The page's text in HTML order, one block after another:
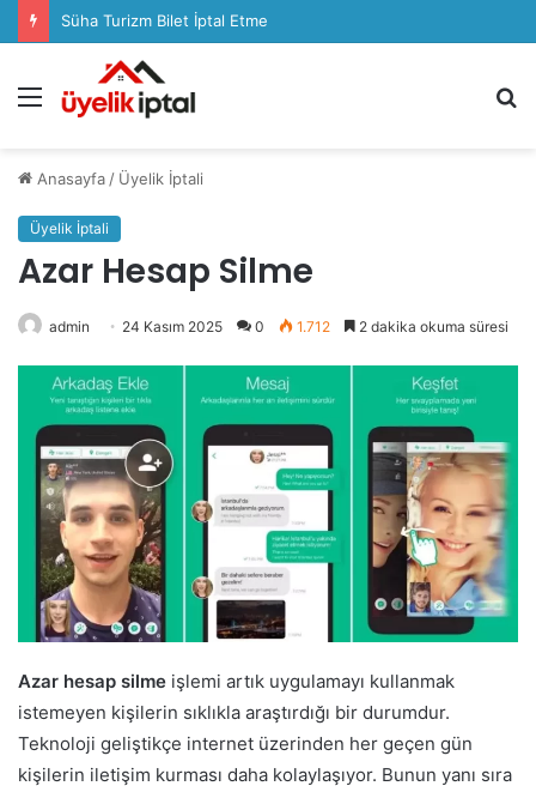
Süha Turizm Bilet İptal Etme
Menü
Anasayfa / Üyelik İptali
Üyelik İptali
Azar Hesap Silme
admin 24 Kasım 2025 0 1.712 2 dakika okuma süresi
Azar hesap silme işlemi artık uygulamayı kullanmak
istemeyen kişilerin sıklıkla araştırdığı bir durumdur.
Teknoloji geliştikçe internet üzerinden her geçen gün
kişilerin iletişim kurması daha kolaylaşıyor. Bunun yanı sıra